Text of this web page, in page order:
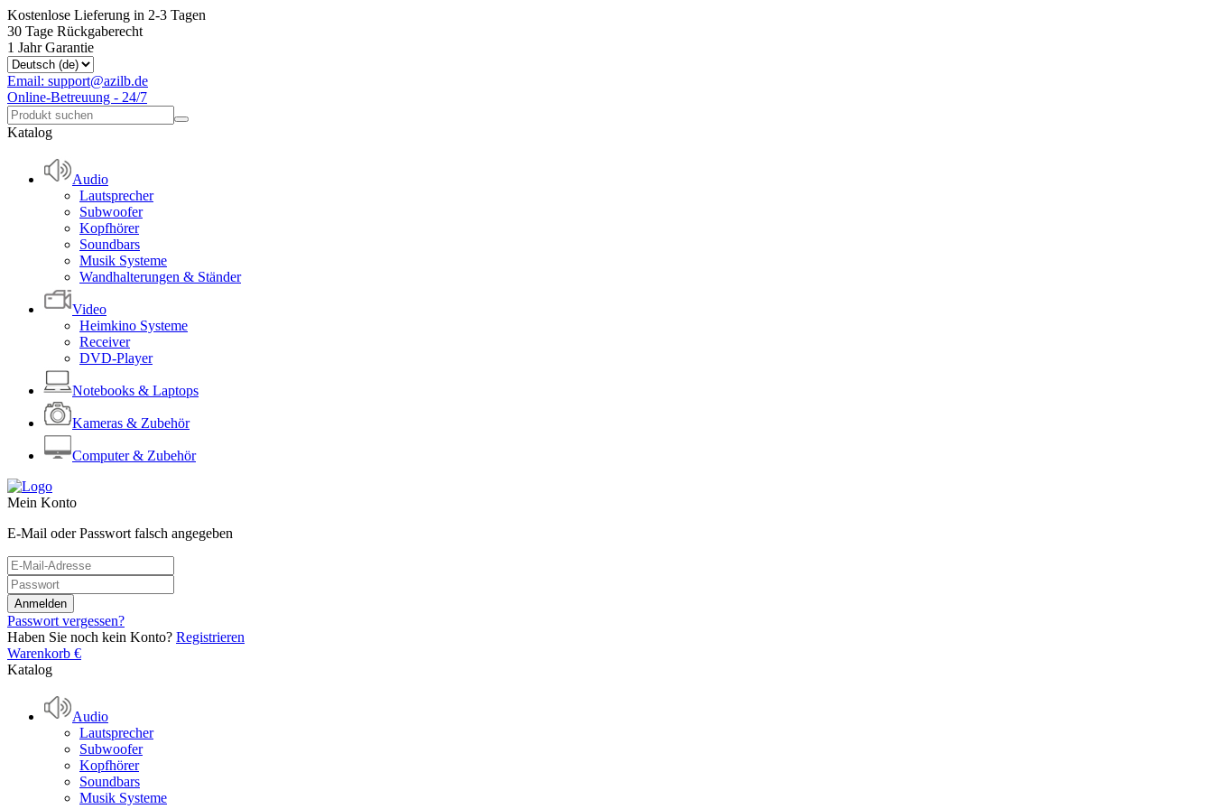
Kostenlose Lieferung in 2-3 Tagen
30 Tage Rückgaberecht
1 Jahr Garantie
Email: support@azilb.de
Online-Betreuung - 24/7
Katalog
Audio
Lautsprecher
Subwoofer
Kopfhörer
Soundbars
Musik Systeme
Wandhalterungen & Ständer
Video
Heimkino Systeme
Receiver
DVD-Player
Notebooks & Laptops
Kameras & Zubehör
Computer & Zubehör
Mein Konto
E-Mail oder Passwort falsch angegeben
Passwort vergessen?
Haben Sie noch kein Konto? Registrieren
Warenkorb €
Katalog
Audio
Lautsprecher
Subwoofer
Kopfhörer
Soundbars
Musik Systeme